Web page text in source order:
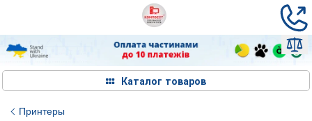
Каталог товаров
Принтеры